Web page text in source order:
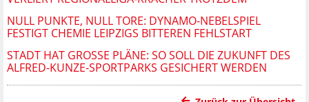
NULL PUNKTE, NULL TORE: DYNAMO-NEBELSPIEL
FESTIGT CHEMIE LEIPZIGS BITTEREN FEHLSTART
STADT HAT GROSSE PLÄNE: SO SOLL DIE ZUKUNFT DES A
LFRED-KUNZE-SPORTPARKS GESICHERT WERDEN